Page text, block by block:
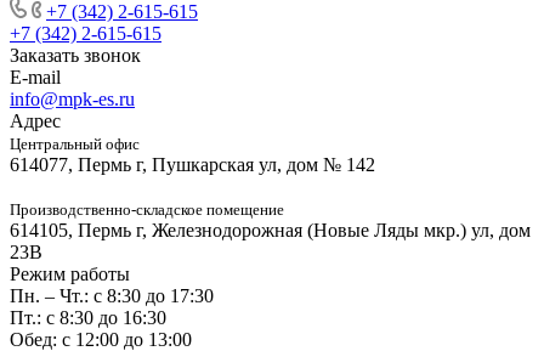
+7 (342) 2-615-615
+7 (342) 2-615-615
Заказать звонок
E-mail
info@mpk-es.ru
Адрес
Центральный офис
614077, Пермь г, Пушкарская ул, дом № 142
Производственно-складское помещение
614105, Пермь г, Железнодорожная (Новые Ляды мкр.) ул, дом
23В
Режим работы
Пн. – Чт.: с 8:30 до 17:30
Пт.: с 8:30 до 16:30
Обед: с 12:00 до 13:00